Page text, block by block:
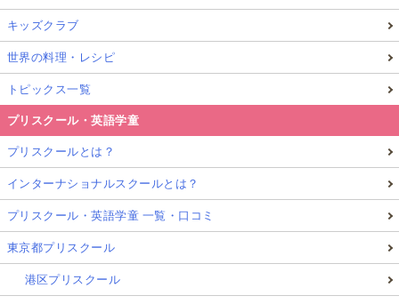
キッズクラブ
世界の料理・レシピ
トピックス一覧
プリスクール・英語学童
プリスクールとは？
インターナショナルスクールとは？
プリスクール・英語学童 一覧・口コミ
東京都プリスクール
港区プリスクール